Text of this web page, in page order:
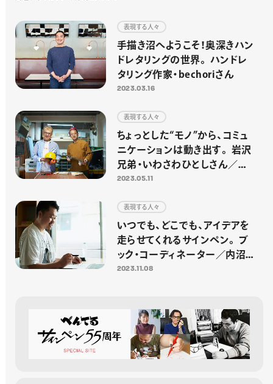
表現する人々
手描き沼へようこそ！奥深きハン
ドレタリングの世界。 ハンドレ
タリング作家・bechoriさん
2023.03.16
表現する人々
ちょっとした“モノ”から、コミュ
ニケーションは動き出す。 岩沢
兄弟・いわさわひとしさん／い
わさわたかしさん
2023.05.11
表現する人々
いつでも、どこでも、アイデアを
走らせてくれるサインペン。 ブ
ック・コーディネーター／内沼晋
太郎さん
2023.11.08